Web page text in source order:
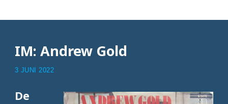
IM: Andrew Gold
3 JUNI 2022
De